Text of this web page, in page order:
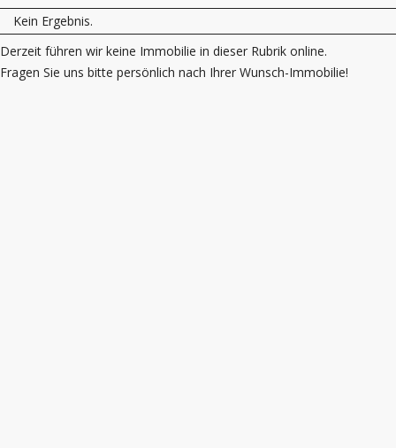
Kein Ergebnis.
Derzeit führen wir keine Immobilie in dieser Rubrik online.
Fragen Sie uns bitte persönlich nach Ihrer Wunsch-Immobilie!